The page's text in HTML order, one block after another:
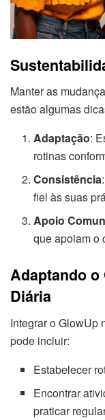
Manter as
estão algumas
Adaptação:
rotinas
Consistência
fiel às suas
Apoio
que apoiam o
Adaptando o
Diária
Integrar o GlowUp
pode incluir:
Estabelecer
Encontrar
praticar